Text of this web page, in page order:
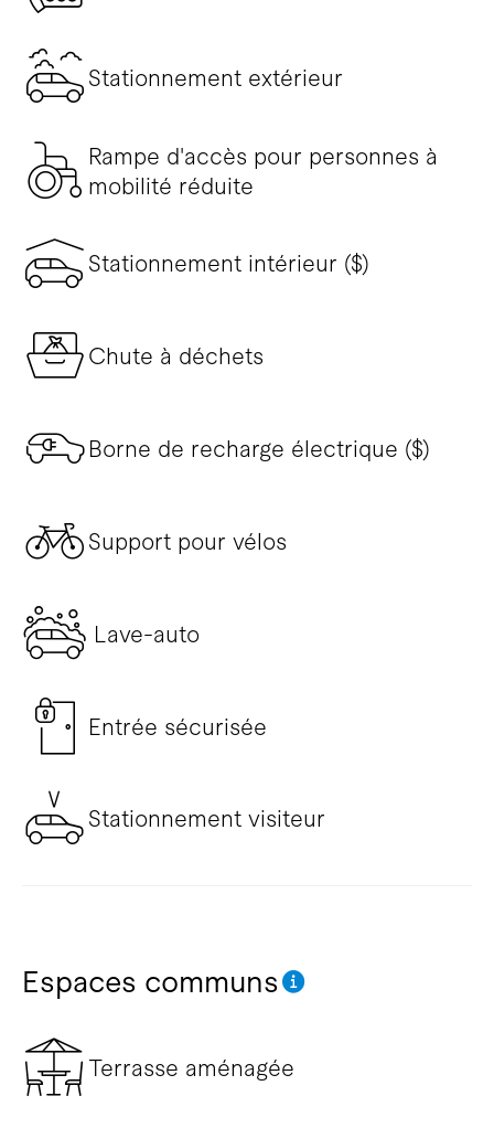
Stationnement extérieur
Rampe d'accès pour personnes à
mobilité réduite
Stationnement intérieur ($)
Chute à déchets
Borne de recharge électrique ($)
Support pour vélos
Lave-auto
Entrée sécurisée
Stationnement visiteur
Espaces communs
Terrasse aménagée